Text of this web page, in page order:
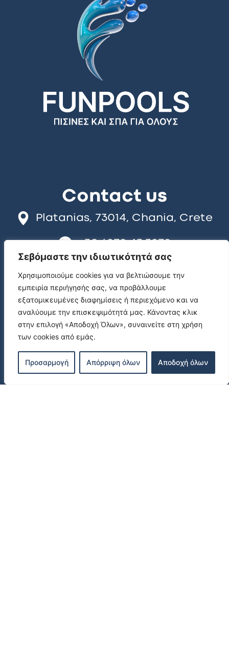
Σεβόμαστε την ιδιωτικότητά σας
Χρησιμοποιούμε cookies για να βελτιώσουμε την
εμπειρία περιήγησής σας, να προβάλλουμε
εξατομικευμένες διαφημίσεις ή περιεχόμενο και να
αναλύουμε την επισκεψιμότητά μας. Κάνοντας κλικ
στην επιλογή «Αποδοχή Όλων», συναινείτε στη χρήση
των cookies από εμάς.
Προσαρμογή Απόρριψη όλων Αποδοχή όλων
Contact us
Platanias, 73014, Chania, Crete
Privacy Policy